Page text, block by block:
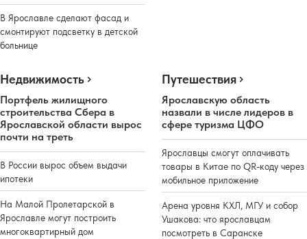
В Ярославле сделают фасад и
смонтируют подсветку в детской
больнице
Недвижимость
Портфель жилищного
строительства Сбера в
Ярославской области вырос
почти на треть
В России вырос объем выдачи
ипотеки
На Малой Пролетарской в
Ярославле могут построить
многоквартирный дом
Путешествия
Ярославскую область
назвали в числе лидеров в
сфере туризма ЦФО
Ярославцы смогут оплачивать
товары в Китае по QR-коду через
мобильное приложение
Арена уровня КХЛ, МГУ и собор
Ушакова: что ярославцам
посмотреть в Саранске